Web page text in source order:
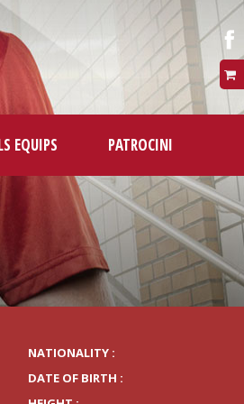
EQUIPS PATROCINI
NATIONALITY :
DATE OF BIRTH :